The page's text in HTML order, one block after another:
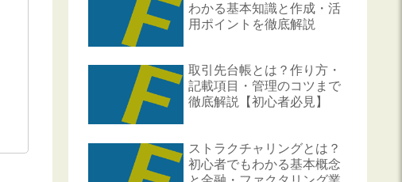
わかる基本知識と作成・活
用ポイントを徹底解説
取引先台帳とは？作り方・
記載項目・管理のコツまで
徹底解説【初心者必見】
ストラクチャリングとは？
初心者でもわかる基本概念